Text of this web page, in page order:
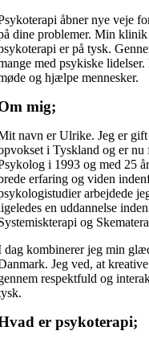
åbner nye veje
dine problemer. Min
er på tysk.
med psykiske lidelser.
og hjælpe mennesker.
mig;
navn er Ulrike. Jeg er
i Tyskland og er
i 1993 og med 25
erfaring og viden
arbejdede
en uddannelse
og
dag kombinerer jeg min
Jeg ved, at
respektfuld og
er psykoterapi;